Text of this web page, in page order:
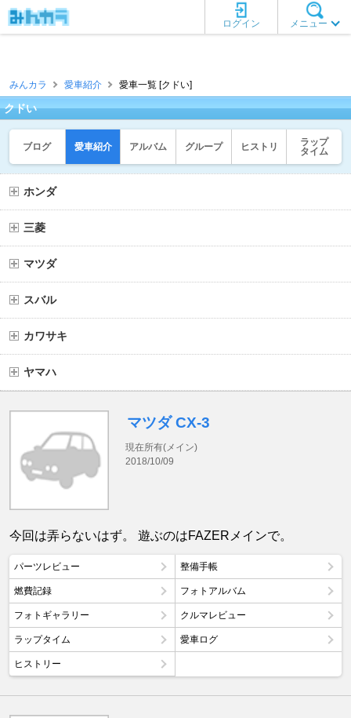
メニュー
ログイン
みんカラ 愛車紹介 愛車一覧 [クドい]
クドい
ブログ 愛車紹介 アルバム グループ ヒストリ
ラップ
タイム
ホンダ
三菱
マツダ
スバル
カワサキ
ヤマハ
マツダ CX-3
現在所有(メイン)
2018/10/09
今回は弄らないはず。 遊ぶのはFAZERメインで。
パーツレビュー 整備手帳
燃費記録 フォトアルバム
フォトギャラリー クルマレビュー
ラップタイム 愛車ログ
ヒストリー